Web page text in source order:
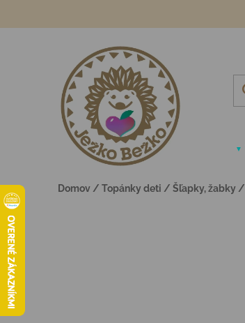
Domov / Topánky deti / Šľapky, žabky /